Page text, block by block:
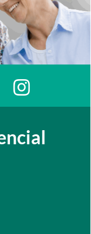
nueva
Abre ventana
a la red social. Abre
Ir a a la red